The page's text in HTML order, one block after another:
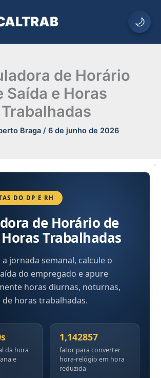
de Horário
Saída e Horas
Trabalhadas
Braga / 6 de junho de 2026
🌙
DO DP E RH
de Horário de
Trabalhadas
jornada semanal, calcule o
do empregado e apure
horas diurnas, noturnas,
horas trabalhadas.
da hora
e
1,142857
fator para converter
hora-relógio em hora
reduzida